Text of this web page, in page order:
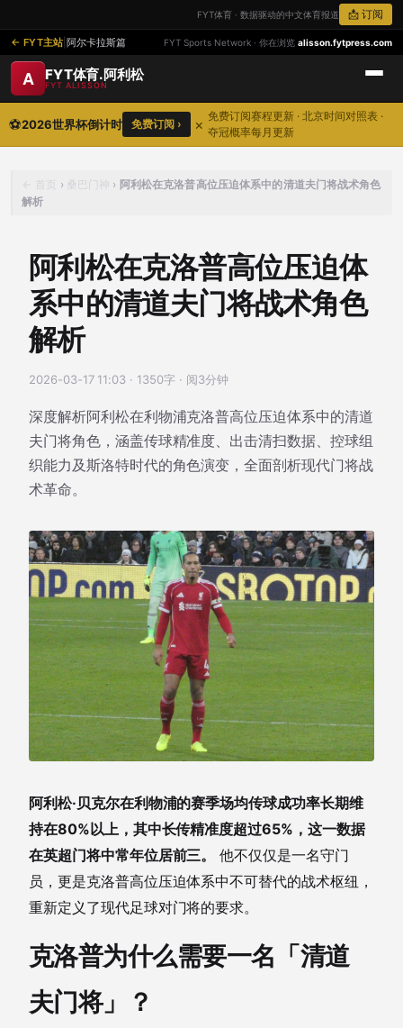
FYT体育 · 数据驱动的中文体育报道 📩 订阅
FYT主站 阿尔卡拉斯篇 FYT Sports Network · 你在浏览 alisson.fytpress.com
A FYT体育.阿利松
FYT ALISSON
⚽2026世界杯倒计时
免费订阅赛程更新 · 北京时间对照表 ·
夺冠概率每月更新
免费订阅 › ×
首页 › 桑巴门神 › 阿利松在克洛普高位压迫体系中的清道夫门将战术角色
解析
阿利松在克洛普高位压迫体
系中的清道夫门将战术角色
解析
2026-03-17 11:03 · 1350字 · 阅3分钟
深度解析阿利松在利物浦克洛普高位压迫体系中的清道
夫门将角色，涵盖传球精准度、出击清扫数据、控球组
织能力及斯洛特时代的角色演变，全面剖析现代门将战
术革命。
阿利松·贝克尔在利物浦的赛季场均传球成功率长期维
持在80%以上，其中长传精准度超过65%，这一数据
在英超门将中常年位居前三。
他不仅仅是一名守门
员，更是克洛普高位压迫体系中不可替代的战术枢纽，
重新定义了现代足球对门将的要求。
克洛普为什么需要一名「清道
夫门将」？